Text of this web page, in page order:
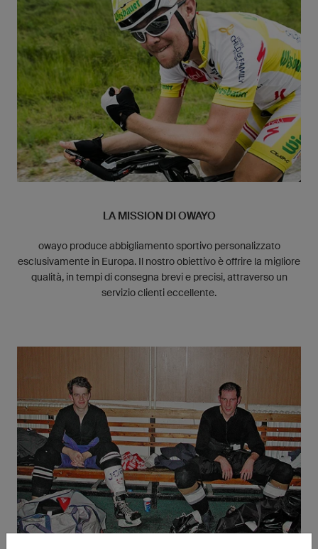
LA MISSION DI OWAYO
owayo produce abbigliamento sportivo personalizzato
esclusivamente in Europa. Il nostro obiettivo è offrire la migliore
qualità, in tempi di consegna brevi e precisi, attraverso un
servizio clienti eccellente.